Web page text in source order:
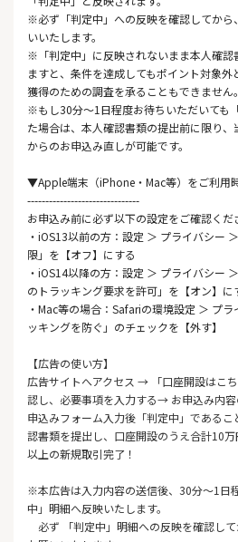
※必ず「判定中」への反映を確認してから
いいたします。
※「判定中」に反映されないまま本人確認
ますと、条件を達成してもポイント対象外
獲得のための調査を承ることもできません。
※もし30分～1日程度お待ちいただいても
た場合は、本人確認書類の提出前に限り
からのお申込み直しが可能です。
▼Apple端末（iPhone・Mac等）をご利用
-------------------------------
お申込み前に必ず以下の設定をご確認くだ
・iOS13以前の方：設定 ＞ プライバシー
限」を【オフ】にする
・iOS14以降の方：設定 ＞ プライバシー
のトラッキング要求を許可」を【オン】に
・Mac等の場合：Safariの環境設定 ＞ プ
ッキングを防ぐ」のチェックを【外す】
【広告の使い方】
広告サイトへアクセス → 「口座開設はこ
認し、必要事項を入力する→ お申込み内
申込みフォーム入力後「判定中」である
認書類を提出し、口座開設のうえ合計10
以上の新規取引完了！
※本広告は入力内容の送信後、30分～1日
中」明細へ反映いたします。
必ず 「判定中」明細への反映を確認し